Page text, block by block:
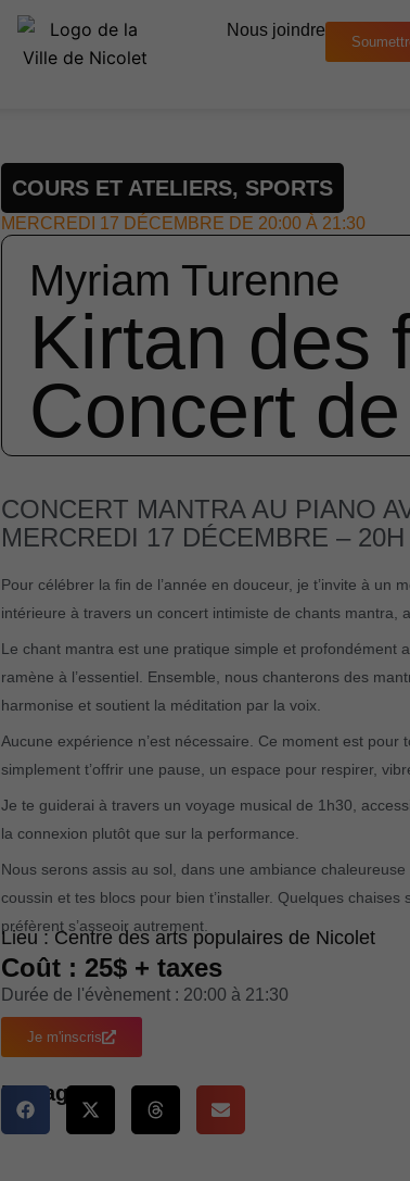
Nous joindre
COURS ET ATELIERS, SPORTS
MERCREDI 17 DÉCEMBRE DE 20:00 À 21:30
Myriam Turenne
Kirtan des
Concert
CONCERT MANTRA AU PIANO
MERCREDI 17 DÉCEMBRE –
Pour célébrer la fin de l’année en douceur, je t’invite à un
intérieure à travers un concert intimiste de chants mantra,
Le chant mantra est une pratique simple et profondément
ramène à l’essentiel. Ensemble, nous chanterons des
harmonise et soutient la méditation par la voix.
Aucune expérience n’est nécessaire. Ce moment est
simplement t’offrir une pause, un espace pour respirer,
Je te guiderai à travers un voyage musical de 1h30,
la connexion plutôt que sur la performance.
Nous serons assis au sol, dans une ambiance
coussin et tes blocs pour bien t’installer. Quelques
préfèrent s’asseoir autrement.
Lieu : Centre des arts populaires de Nicolet
Coût : 25$ + taxes
Durée de l'évènement : 20:00 à 21:30
Je m'inscris
Partager :